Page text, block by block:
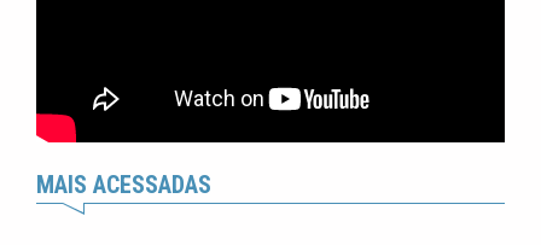
MAIS ACESSADAS